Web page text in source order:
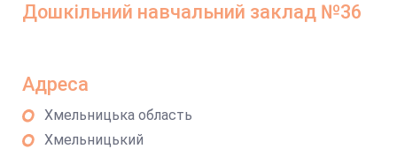
Дошкільний навчальний заклад №36
Адреса
Хмельницька область
Хмельницький